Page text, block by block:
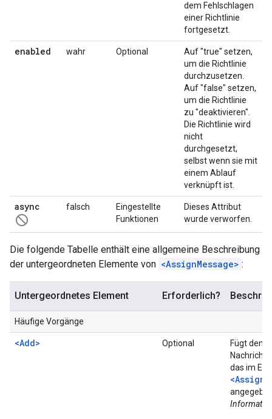
dem Fehlschlagen
einer Richtlinie
fortgesetzt.
enabled wahr Optional
Auf "true" setzen,
um die Richtlinie
durchzusetzen.
Auf "false" setzen,
um die Richtlinie
zu "deaktivieren".
Die Richtlinie wird
nicht
durchgesetzt,
selbst wenn sie mit
einem Ablauf
verknüpft ist.
async
not_interested
falsch
Eingestellte
Funktionen
Dieses Attribut
wurde verworfen.
Die folgende Tabelle enthält eine allgemeine Beschreibung
der untergeordneten Elemente von <AssignMessage> :
Untergeordnetes Element Erforderlich?
Häufige Vorgänge
<Add> Optional
Fügt dem
das im